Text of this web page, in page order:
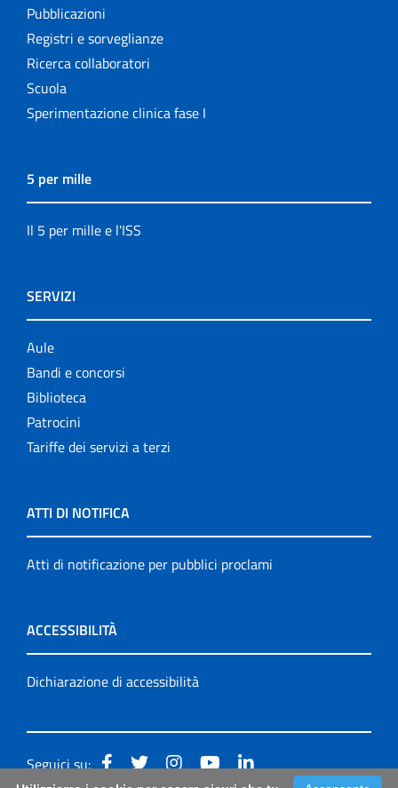
Pubblicazioni
Registri e sorveglianze
Ricerca collaboratori
Scuola
Sperimentazione clinica fase I
5 per mille
Il 5 per mille e l'ISS
SERVIZI
Aule
Bandi e concorsi
Biblioteca
Patrocini
Tariffe dei servizi a terzi
ATTI DI NOTIFICA
Atti di notificazione per pubblici proclami
ACCESSIBILITÀ
Dichiarazione di accessibilità
Seguici su: